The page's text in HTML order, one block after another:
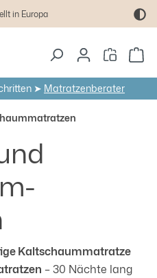
in Europa
➤ Matratzenberater
Kaltschaummatratze
– 30 Nächte lang